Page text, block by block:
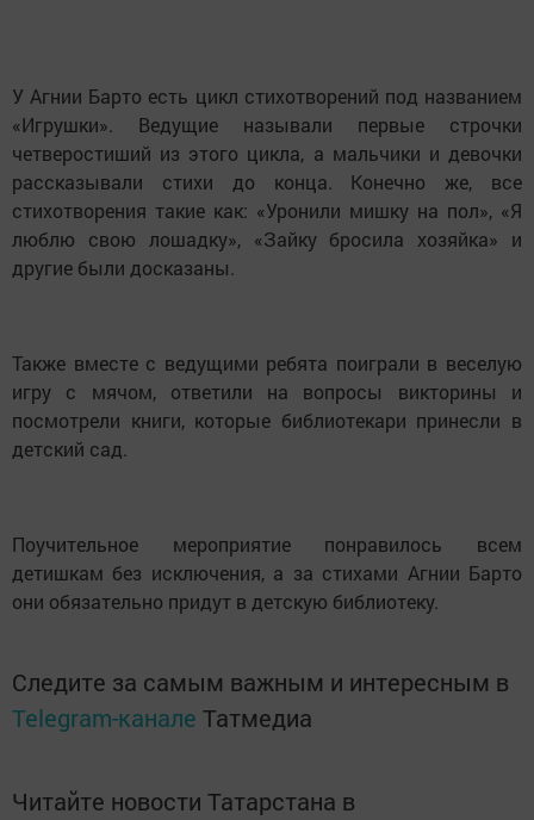
У Агнии Барто есть цикл стихотворений под названием
«Игрушки». Ведущие называли первые строчки
четверостиший из этого цикла, а мальчики и девочки
рассказывали стихи до конца. Конечно же, все
стихотворения такие как: «Уронили мишку на пол», «Я
люблю свою лошадку», «Зайку бросила хозяйка» и
другие были досказаны.
Также вместе с ведущими ребята поиграли в веселую
игру с мячом, ответили на вопросы викторины и
посмотрели книги, которые библиотекари принесли в
детский сад.
Поучительное мероприятие понравилось всем
детишкам без исключения, а за стихами Агнии Барто
они обязательно придут в детскую библиотеку.
Следите за самым важным и интересным в
Telegram-канале Татмедиа
Читайте новости Татарстана в